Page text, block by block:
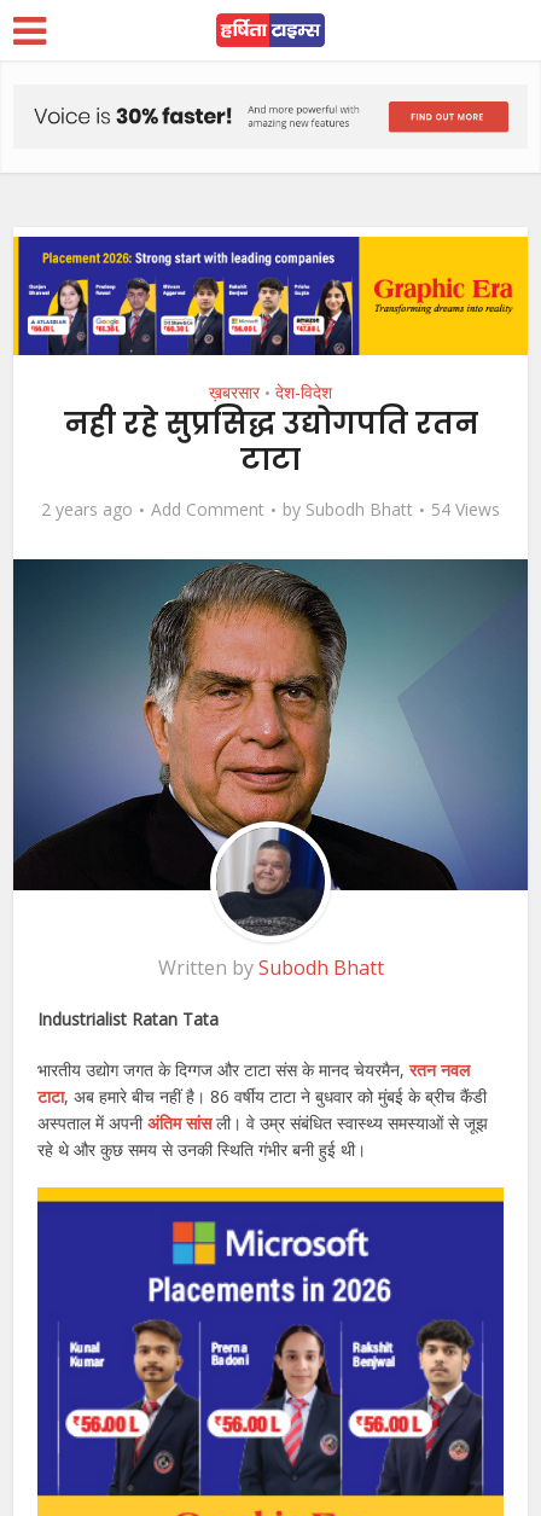
ख़बरसार • देश-विदेश
नही रहे सुप्रसिद्ध उद्योगपति रतन
टाटा
2 years ago Add Comment by Subodh Bhatt 54 Views
Written bySubodh Bhatt
Industrialist Ratan Tata
भारतीय उद्योग जगत के दिग्गज और टाटा संस के मानद चेयरमैन,रतन नवल
टाटा, अब हमारे बीच नहीं है। 86 वर्षीय टाटा ने बुधवार को मुंबई के ब्रीच कैंडी
अस्पताल में अपनीअंतिम सांसली। वे उम्र संबंधित स्वास्थ्य समस्याओं से जूझ
रहे थे और कुछ समय से उनकी स्थिति गंभीर बनी हुई थी।